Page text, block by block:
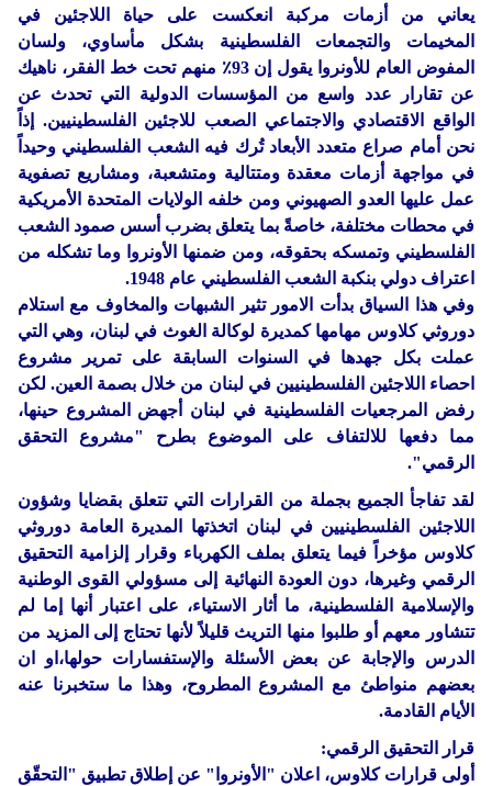
يعاني من أزمات مركبة انعكست على حياة اللاجئين في
المخيمات والتجمعات الفلسطينية بشكل مأساوي، ولسان
المفوض العام للأونروا يقول إن 93٪ منهم تحت خط الفقر، ناهيك
عن تقارار عدد واسع من المؤسسات الدولية التي تحدث عن
الواقع الاقتصادي والاجتماعي الصعب للاجئين الفلسطينيين. إذاً
نحن أمام صراع متعدد الأبعاد تُرك فيه الشعب الفلسطيني وحيداً
في مواجهة أزمات معقدة ومتتالية ومتشعبة، ومشاريع تصفوية
عمل عليها العدو الصهيوني ومن خلفه الولايات المتحدة الأمريكية
في محطات مختلفة، خاصةً بما يتعلق بضرب أسس صمود الشعب
الفلسطيني وتمسكه بحقوقه، ومن ضمنها الأونروا وما تشكله من
اعتراف دولي بنكبة الشعب الفلسطيني عام 1948.
وفي هذا السياق بدأت الامور تثير الشبهات والمخاوف مع استلام
دوروثي كلاوس مهامها كمديرة لوكالة الغوث في لبنان، وهي التي
عملت بكل جهدها في السنوات السابقة على تمرير مشروع
احصاء اللاجئين الفلسطينيين في لبنان من خلال بصمة العين. لكن
رفض المرجعيات الفلسطينية في لبنان أجهض المشروع حينها،
مما دفعها للالتفاف على الموضوع بطرح "مشروع التحقق
الرقمي".
لقد تفاجأ الجميع بجملة من القرارات التي تتعلق بقضايا وشؤون
اللاجئين الفلسطينيين في لبنان اتخذتها المديرة العامة دوروثي
كلاوس مؤخراً فيما يتعلق بملف الكهرباء وقرار إلزامية التحقيق
الرقمي وغيرها، دون العودة النهائية إلى مسؤولي القوى الوطنية
والإسلامية الفلسطينية، ما أثار الاستياء، على اعتبار أنها إما لم
تتشاور معهم أو طلبوا منها التريث قليلاً لأنها تحتاج إلى المزيد من
الدرس والإجابة عن بعض الأسئلة والإستفسارات حولها،او ان
بعضهم منواطئ مع المشروع المطروح، وهذا ما ستخبرنا عنه
الأيام القادمة.
قرار التحقيق الرقمي:
أولى قرارات كلاوس، اعلان "الأونروا" عن إطلاق تطبيق "التحقّق